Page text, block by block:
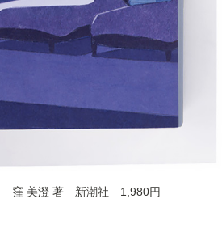
窪 美澄 著 新潮社 1,980円